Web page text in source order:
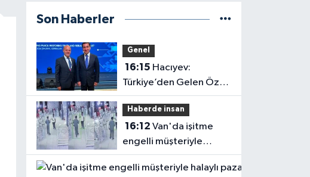
Son Haberler
Genel
16:15
Türkiye’den Gelen Öz
Evine Gelir
Haberde insan
16:12
engelli müşteriyle
halaylı pazarlık
gülümsetti